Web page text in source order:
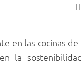
en las cocinas
la